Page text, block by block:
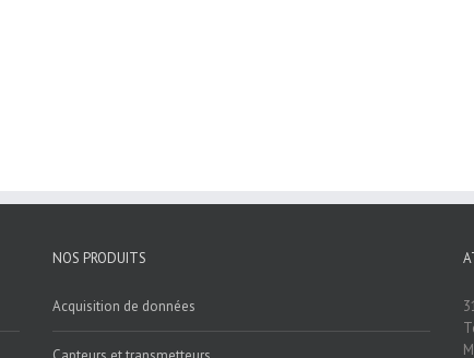
NOS PRODUITS
Acquisition de données